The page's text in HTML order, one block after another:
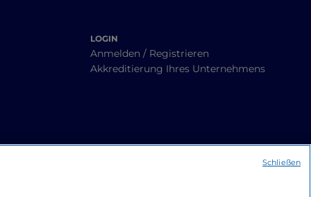
LOGIN
Anmelden / Registrieren
Akkreditierung Ihres Unternehmens
Schließen